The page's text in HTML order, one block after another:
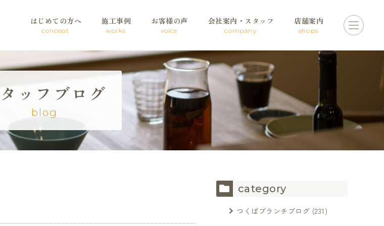
はじめての方へ
concept
施工事例
works
お客様の声
voice
会社案内・スタッフ
company
店舗案内
shops
ッフブログ
blog
category
つくばブランチブログ (231)